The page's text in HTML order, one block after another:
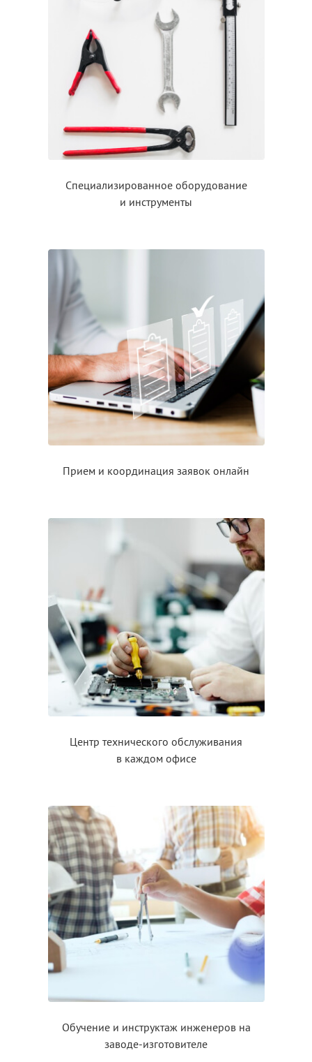
Специализированное оборудование
и инструменты
Прием и координация заявок онлайн
Центр технического обслуживания
в каждом офисе
Обучение и инструктажинженеров на
заводе-изготовителе